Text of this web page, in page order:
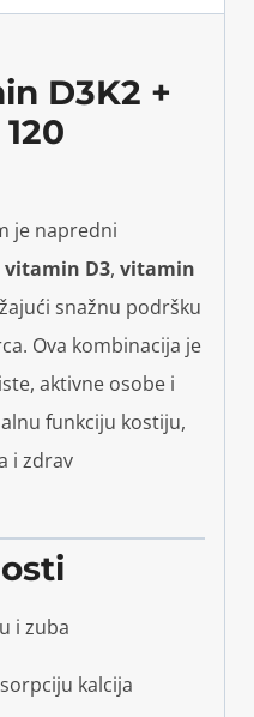
D3K2 +
je napredni
vitamin D3, vitamin
snažnu podršku
Ova kombinacija je
aktivne osobe i
funkciju kostiju,
i zdrav
i zuba
kalcija